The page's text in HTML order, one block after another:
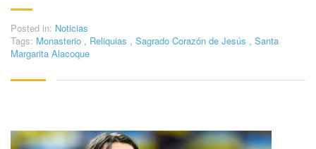
Posted in: Noticias
Tags: Monasterio , Reliquias , Sagrado Corazón de Jesús , Santa
Margarita Alacoque